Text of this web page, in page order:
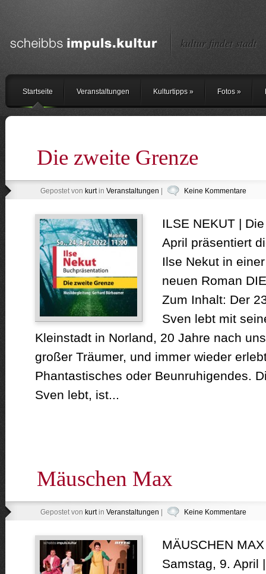
kultur findet stadt
Startseite Veranstaltungen Kulturtipps» Fotos»
Die zweite Grenze
Gepostet von kurtin Veranstaltungen Keine Kommentare
ILSE NEKUT |
April präsentiert
Ilse Nekut in
neuen Roman
Zum Inhalt: Der
Sven lebt mit
Kleinstadt in Norland, 20 Jahre nach
großer Träumer, und immer wieder
Phantastisches oder Beunruhigendes.
Sven lebt, ist...
Mäuschen Max
Gepostet von kurtin Veranstaltungen Keine Kommentare
MÄUSCHEN
Samstag, 9. April